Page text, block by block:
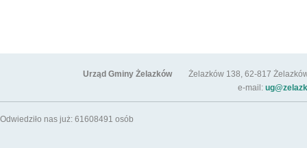
Urząd Gminy ŻelazkówŻelazków 138, 62-817 Żelazków
e-mail:
Odwiedziło nas już: 61608491 osób